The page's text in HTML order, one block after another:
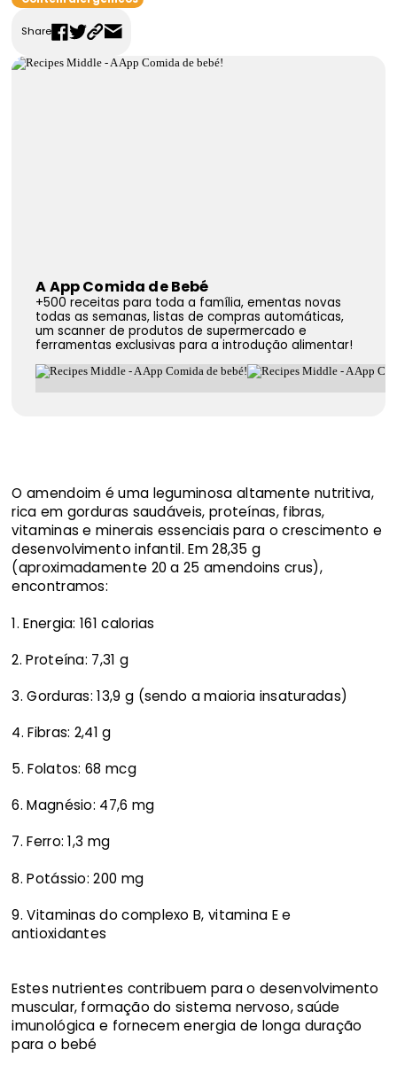
FAQS
Contactos
Share
A App Comida de Bebé
+500 receitas para toda a família, ementas novas
todas as semanas, listas de compras automáticas,
um scanner de produtos de supermercado e
ferramentas exclusivas para a introdução alimentar!
O amendoim é uma leguminosa altamente nutritiva,
rica em gorduras saudáveis, proteínas, fibras,
vitaminas e minerais essenciais para o crescimento e
desenvolvimento infantil. Em 28,35 g
(aproximadamente 20 a 25 amendoins crus),
encontramos:
Energia: 161 calorias
Proteína: 7,31 g
Gorduras: 13,9 g (sendo a maioria insaturadas)
Fibras: 2,41 g
Folatos: 68 mcg
Magnésio: 47,6 mg
Ferro: 1,3 mg
Potássio: 200 mg
Vitaminas do complexo B, vitamina E e
antioxidantes
Estes nutrientes contribuem para o desenvolvimento
muscular, formação do sistema nervoso, saúde
imunológica e fornecem energia de longa duração
para o bebé